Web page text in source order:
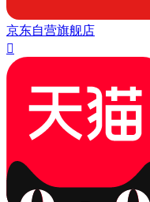
京东自营旗舰店
